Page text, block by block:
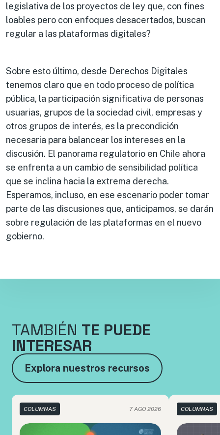
legislativa de los proyectos de ley que, con fines
loables pero con enfoques desacertados, buscan
regular a las plataformas digitales?
Sobre esto último, desde Derechos Digitales
tenemos claro que en todo proceso de política
pública, la participación significativa de personas
usuarias, grupos de la sociedad civil, empresas y
otros grupos de interés, es la precondición
necesaria para balancear los intereses en la
discusión. El panorama regulatorio en Chile ahora
se enfrenta a un cambio de sensibilidad política
que se inclina hacia la extrema derecha.
Esperamos, incluso, en ese escenario poder tomar
parte de las discusiones que, anticipamos, se darán
sobre regulación de las plataformas en el nuevo
gobierno.
TAMBIÉN TE PUEDE
INTERESAR
Explora nuestros recursos
COLUMNAS 7 AGO 2026 COLUMNAS